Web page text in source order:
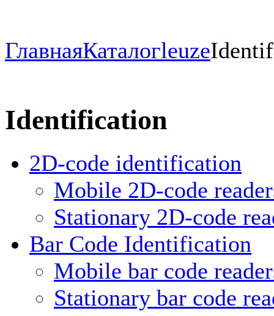
ГлавнаяКаталогleuze
Identification
2D-code identification
Mobile 2D-code
Stationary 2D-code
Bar Code Identification
Mobile bar code
Stationary bar code